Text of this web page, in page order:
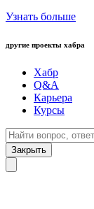
Узнать больше
другие проекты хабра
Хабр
Q&A
Карьера
Курсы
Закрыть